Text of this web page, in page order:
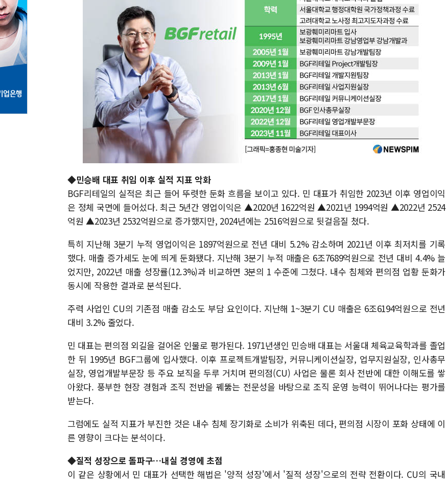
◆민승배 대표 취임 이후 실적 지표 악화
BGF리테일의 실적은 최근 들어 뚜렷한 둔화 흐름을 보이고 있다. 민 대표가 취임한 2023년 이후 영업이익
은 정체 국면에 들어섰다. 최근 5년간 영업이익은 ▲2020년 1622억원 ▲2021년 1994억원 ▲2022년 2524
억원 ▲2023년 2532억원으로 증가했지만, 2024년에는 2516억원으로 뒷걸음질 쳤다.
특히 지난해 3분기 누적 영업이익은 1897억원으로 전년 대비 5.2% 감소하며 2021년 이후 최저치를 기록
했다. 매출 증가세도 눈에 띄게 둔화됐다. 지난해 3분기 누적 매출은 6조7689억원으로 전년 대비 4.4% 늘
었지만, 2022년 매출 성장률(12.3%)과 비교하면 3분의 1 수준에 그쳤다. 내수 침체와 편의점 업황 둔화가
동시에 작용한 결과로 분석된다.
주력 사업인 CU의 기존점 매출 감소도 부담 요인이다. 지난해 1~3분기 CU 매출은 6조6194억원으로 전년
대비 3.2% 줄었다.
민 대표는 편의점 외길을 걸어온 인물로 평가된다. 1971년생인 민승배 대표는 서울대 체육교육학과를 졸업
한 뒤 1995년 BGF그룹에 입사했다. 이후 프로젝트개발팀장, 커뮤니케이션실장, 업무지원실장, 인사총무
실장, 영업개발부문장 등 주요 보직을 두루 거치며 편의점(CU) 사업은 물론 회사 전반에 대한 이해도를 쌓
아왔다. 풍부한 현장 경험과 조직 전반을 꿰뚫는 전문성을 바탕으로 조직 운영 능력이 뛰어나다는 평가를
받는다.
그럼에도 실적 지표가 부진한 것은 내수 침체 장기화로 소비가 위축된 데다, 편의점 시장이 포화 상태에 이
른 영향이 크다는 분석이다.
◆질적 성장으로 돌파구…내실 경영에 초점
이 같은 상황에서 민 대표가 선택한 해법은 '양적 성장'에서 '질적 성장'으로의 전략 전환이다. CU의 국내